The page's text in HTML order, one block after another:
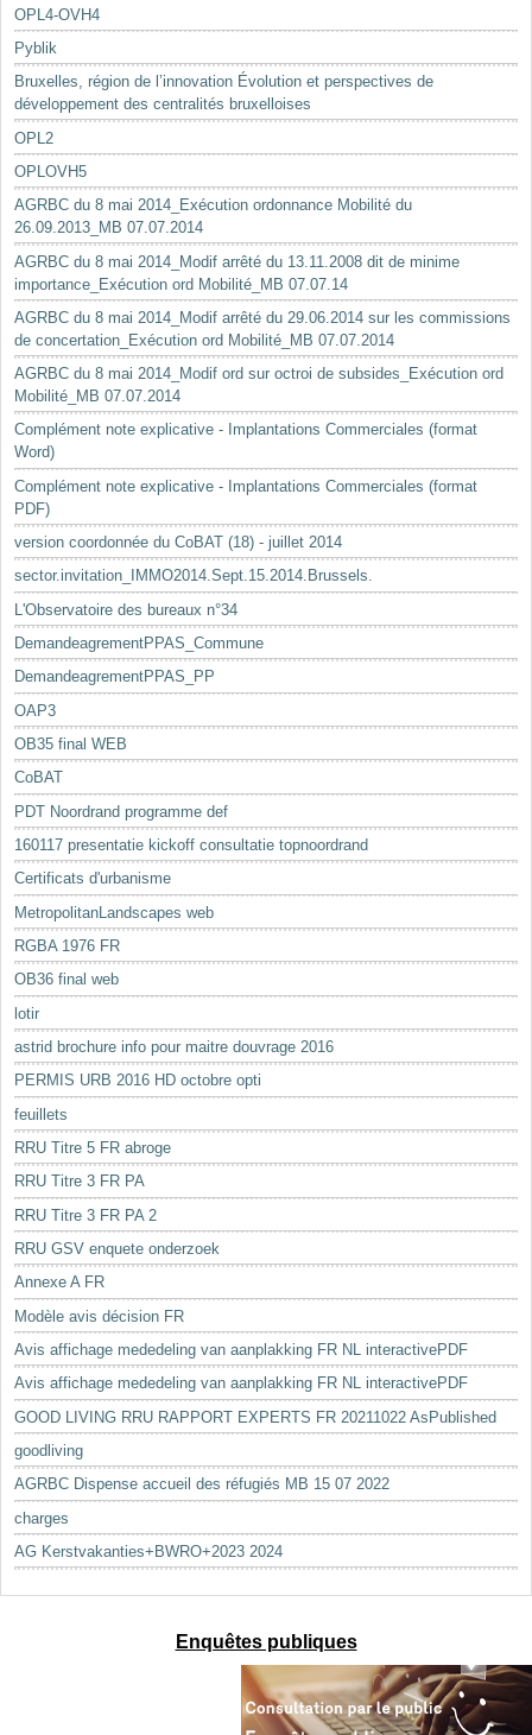
OPL4-OVH4
Pyblik
Bruxelles, région de l’innovation Évolution et perspectives de
développement des centralités bruxelloises
OPL2
OPLOVH5
AGRBC du 8 mai 2014_Exécution ordonnance Mobilité du
26.09.2013_MB 07.07.2014
AGRBC du 8 mai 2014_Modif arrêté du 13.11.2008 dit de minime
importance_Exécution ord Mobilité_MB 07.07.14
AGRBC du 8 mai 2014_Modif arrêté du 29.06.2014 sur les commissions
de concertation_Exécution ord Mobilité_MB 07.07.2014
AGRBC du 8 mai 2014_Modif ord sur octroi de subsides_Exécution ord
Mobilité_MB 07.07.2014
Complément note explicative - Implantations Commerciales (format
Word)
Complément note explicative - Implantations Commerciales (format
PDF)
version coordonnée du CoBAT (18) - juillet 2014
sector.invitation_IMMO2014.Sept.15.2014.Brussels.
L'Observatoire des bureaux n°34
DemandeagrementPPAS_Commune
DemandeagrementPPAS_PP
OAP3
OB35 final WEB
CoBAT
PDT Noordrand programme def
160117 presentatie kickoff consultatie topnoordrand
Certificats d'urbanisme
MetropolitanLandscapes web
RGBA 1976 FR
OB36 final web
lotir
astrid brochure info pour maitre douvrage 2016
PERMIS URB 2016 HD octobre opti
feuillets
RRU Titre 5 FR abroge
RRU Titre 3 FR PA
RRU Titre 3 FR PA 2
RRU GSV enquete onderzoek
Annexe A FR
Modèle avis décision FR
Avis affichage mededeling van aanplakking FR NL interactivePDF
Avis affichage mededeling van aanplakking FR NL interactivePDF
GOOD LIVING RRU RAPPORT EXPERTS FR 20211022 AsPublished
goodliving
AGRBC Dispense accueil des réfugiés MB 15 07 2022
charges
AG Kerstvakanties+BWRO+2023 2024
Enquêtes publiques